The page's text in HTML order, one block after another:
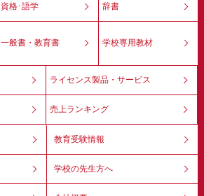
資格･語学 辞書
一般書・教育書 学校専用教材
ライセンス製品・サービス
売上ランキング
教育受験情報
学校の先生方へ